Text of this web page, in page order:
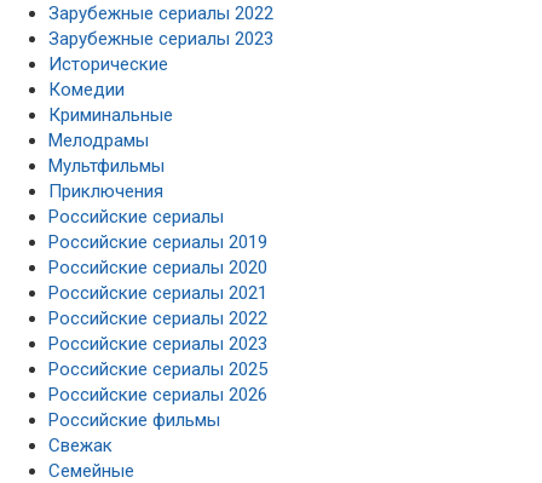
Зарубежные сериалы 2022
Зарубежные сериалы 2023
Исторические
Комедии
Криминальные
Мелодрамы
Мультфильмы
Приключения
Российские сериалы
Российские сериалы 2019
Российские сериалы 2020
Российские сериалы 2021
Российские сериалы 2022
Российские сериалы 2023
Российские сериалы 2025
Российские сериалы 2026
Российские фильмы
Свежак
Семейные